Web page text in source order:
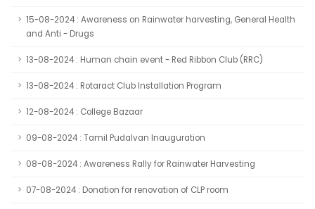
15-08-2024 : Awareness on Rainwater harvesting, General Health
and Anti - Drugs
13-08-2024 : Human chain event - Red Ribbon Club (RRC)
13-08-2024 : Rotaract Club Installation Program
12-08-2024 : College Bazaar
09-08-2024 : Tamil Pudalvan Inauguration
08-08-2024 : Awareness Rally for Rainwater Harvesting
07-08-2024 : Donation for renovation of CLP room